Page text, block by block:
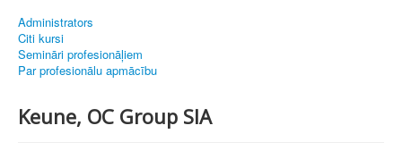
Administrators
Citi kursi
Semināri profesionāļiem
Par profesionālu apmācību
Keune, OC Group SIA